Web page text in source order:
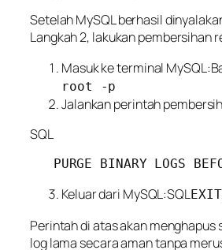
Setelah MySQL berhasil
Langkah 2, lakukan pembersihan
Masuk ke terminal
root -p
Jalankan perintah
SQL
Keluar dari MySQL:SQL
Perintah di atas akan menghapus
log lama secara aman tanpa